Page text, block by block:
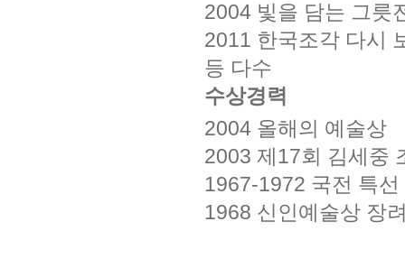
2004 빛을 담는 그릇
2011 한국조각 다시
등 다수
수상경력
2004 올해의 예술상
2003 제17회 김세중
1967-1972 국전 특선
1968 신인예술상 장